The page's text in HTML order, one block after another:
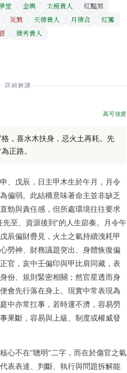
堂 金輿 太極貴人
紅豔煞
災煞
天德貴人 月德合
紅鸞
德秀貴人
詳細解讀
高可信度
，喜水木扶身，忌火土再耗。先
正路。
、戊辰，日主甲木生於午月，月令
偏弱。此結構意味著命主並非缺乏
勁與責任感，但所處環境往往要求
至、資源後到”的人生節奏。月令午
辰偏財疊見，火土之氣持續洩耗甲
勞神、財務議題突出、身體恢復偏
官，亥中壬偏印與甲比肩同藏，表
份、規則緊密相關；然官星透而身
會先行落在身上。現實中常表現為
中亦常扛事，若時運不濟，容易勞
果斷，容易與上級、制度或權威發
心不在“聰明”二字，而在於傷官之氣
表表達、判斷、執行與問題拆解能